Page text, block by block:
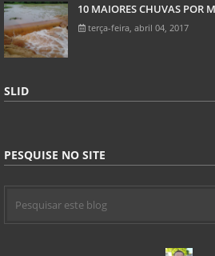
10 MAIORES CHUVAS POR
terça-feira, abril 04, 2017
SLID
PESQUISE NO SITE